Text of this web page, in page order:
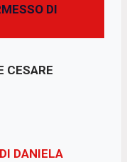
i
DI
CESARE
DANIELA